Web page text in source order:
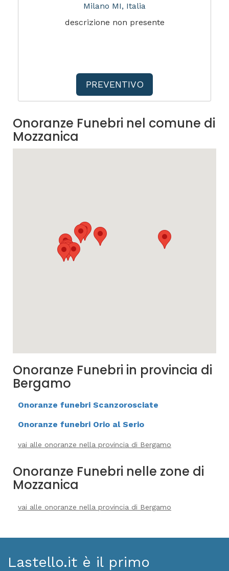
Milano MI, Italia
descrizione non presente
PREVENTIVO
Onoranze Funebri nel comune di
Mozzanica
Onoranze Funebri in provincia di
Bergamo
Onoranze funebri Scanzorosciate
Onoranze funebri Orio al Serio
vai alle onoranze nella provincia di Bergamo
Onoranze Funebri nelle zone di
Mozzanica
vai alle onoranze nella provincia di Bergamo
Lastello.it è il primo